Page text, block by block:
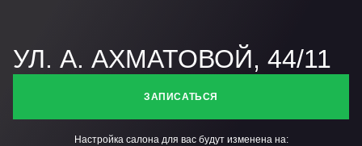
УЛ. А. АХМАТОВОЙ, 44/11
ЗАПИСАТЬСЯ
Настройка салона для вас будут изменена на: